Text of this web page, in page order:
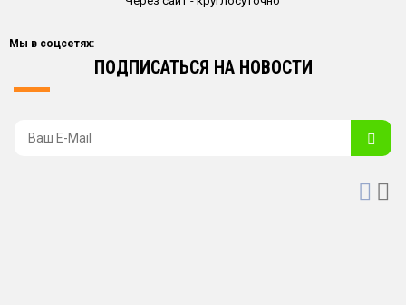
ПОДПИСАТЬСЯ НА НОВОСТИ
Мы в соцсетях: